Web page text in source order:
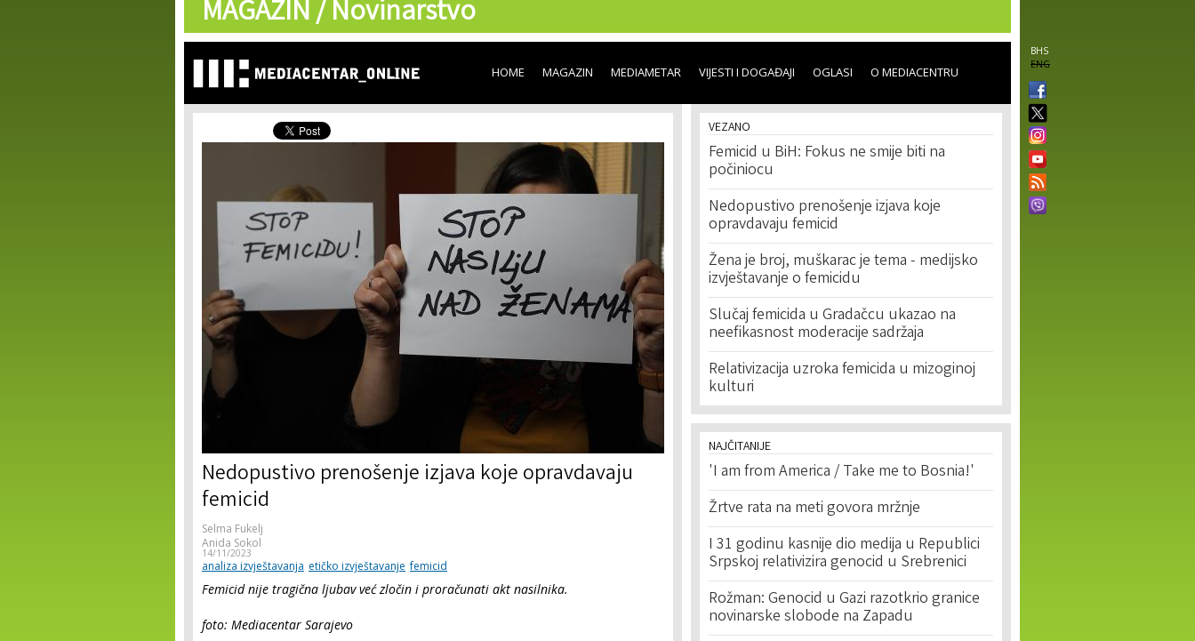
content
MAGAZIN /Novinarstvo
BHS
ENG
HOME MAGAZIN MEDIAMETAR VIJESTI I DOGAĐAJI OGLASI O MEDIACENTRU
Nedopustivo prenošenje izjava koje opravdavaju
femicid
Selma Fukelj
Anida Sokol
14/11/2023
analiza izvještavanja etičko izvještavanje femicid
Femicid nije tragična ljubav već zločin i proračunati akt nasilnika.
foto: Mediacentar Sarajevo
VEZANO
Femicid u BiH: Fokus ne smije biti na
počiniocu
Nedopustivo prenošenje izjava koje
opravdavaju femicid
Žena je broj, muškarac je tema - medijsko
izvještavanje o femicidu
Slučaj femicida u Gradačcu ukazao na
neefikasnost moderacije sadržaja
Relativizacija uzroka femicida u mizoginoj
kulturi
NAJČITANIJE
'I am from America / Take me to Bosnia!'
Žrtve rata na meti govora mržnje
I 31 godinu kasnije dio medija u Republici
Srpskoj relativizira genocid u Srebrenici
Rožman: Genocid u Gazi razotkrio granice
novinarske slobode na Zapadu